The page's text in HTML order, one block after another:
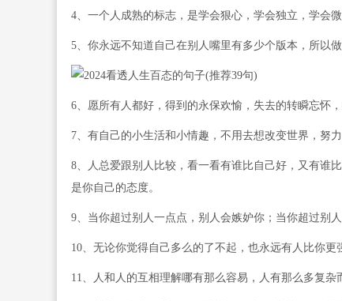
4、一个人成熟的标志，是学会狠心，学会独立，学会
5、你永远不知道自己在别人嘴里有多少个版本，所以
6、愿所有人都好，得到的永保欢愉，失去的转瞬忘怀
7、有自己的小生活和小情趣，不用去想改变世界，努
8、人总爱跟别人比较，看一看有谁比自己好，又有谁
是你自己的态度。
9、当你超过别人一点点，别人会嫉妒你；当你超过别
10、无论你觉得自己多么的了不起，也永远有人比你
11、人和人的互相理解哪有那么容易，人有那么多复